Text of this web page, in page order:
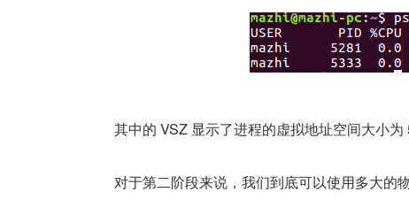
其中的 VSZ 显示了进程的虚拟地址空间大小
对于第二阶段来说，我们到底可以使用多大的